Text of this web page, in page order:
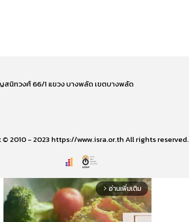
ญสนิทวงศ์ 66/1 แขวง บางพลัด เขตบางพลัด
2010 - 2023 https://www.isra.or.th All rights reserved.
arrow_forward_ios อ่านเพิ่มเติม